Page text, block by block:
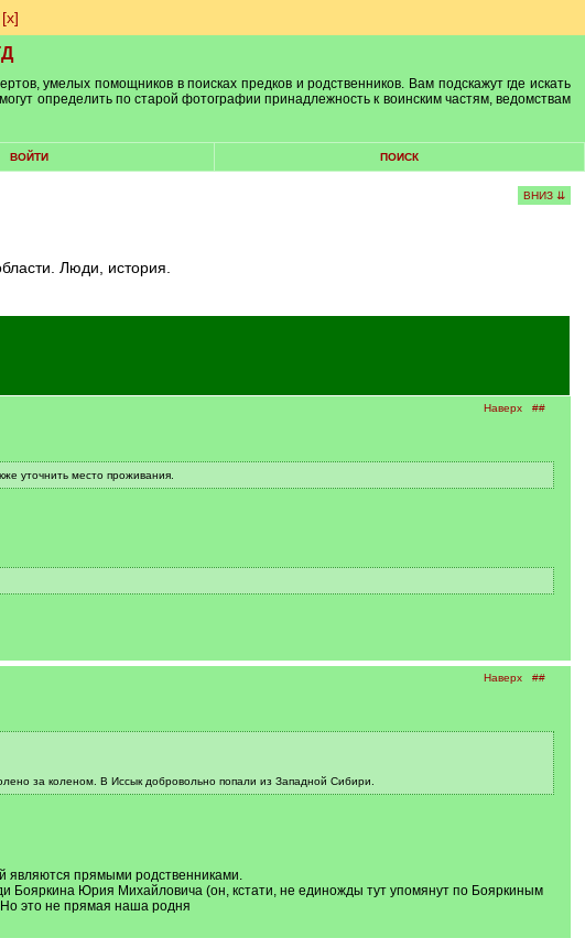
[х]
умелых помощников в поисках предков и родственников. Вам подскажут где искать
определить по старой фотографии принадлежность к воинским частям, ведомствам
ВОЙТИ ПОИСК
ВНИЗ ⇊
Люди, история.
Наверх ##
уточнить место проживания.
Наверх ##
за коленом. В Иссык добровольно попали из Западной Сибири.
являются прямыми родственниками.
Бояркина Юрия Михайловича (он, кстати, не единожды тут упомянут по Бояркиным
это не прямая наша родня